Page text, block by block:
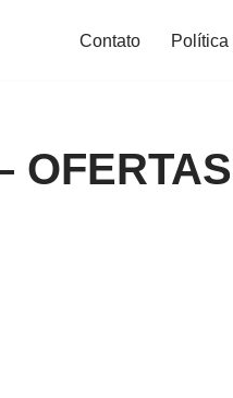
Contato Política